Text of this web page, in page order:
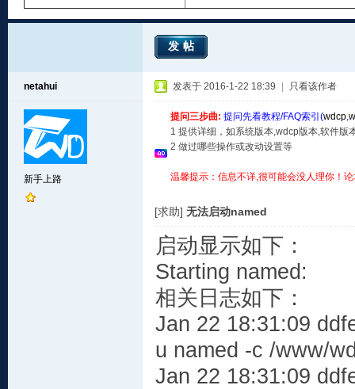
发帖
netahui
新手上路
发表于 2016-1-22 18:39 只看该作者
提问三步曲: 提问先看教程/FAQ索引(wdcp,
1 提供详细，如系统版本,wdcp版本,软件版
2 做过哪些操作或改动设置等
温馨提示：信息不详,很可能会没人理你！
[求助] 无法启动named
启动显示如下：
Starting
相关日志如下：
Jan 22 18:31:09
u named -c /www/
Jan 22 18:31:09